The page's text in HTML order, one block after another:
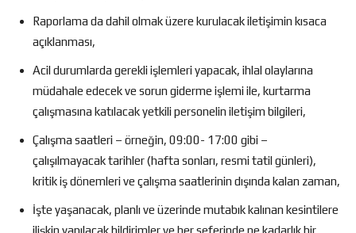
Raporlama da dahil olmak üzere kurulacak iletişimin kısaca
açıklanması,
Acil durumlarda gerekli işlemleri yapacak, ihlal olaylarına
müdahale edecek ve sorun giderme işlemi ile, kurtarma
çalışmasına katılacak yetkili personelin iletişim bilgileri,
Çalışma saatleri – örneğin, 09:00- 17:00 gibi –
çalışılmayacak tarihler (hafta sonları, resmi tatil günleri),
kritik iş dönemleri ve çalışma saatlerinin dışında kalan zaman,
İşte yaşanacak, planlı ve üzerinde mutabık kalınan kesintilere
ilişkin yapılacak bildirimler ve her seferinde ne kadarlık bir